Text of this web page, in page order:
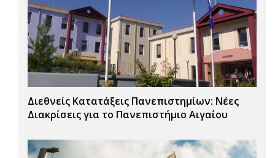
Διεθνείς Κατατάξεις Πανεπιστημίων: Νέες
Διακρίσεις για το Πανεπιστήμιο Αιγαίου